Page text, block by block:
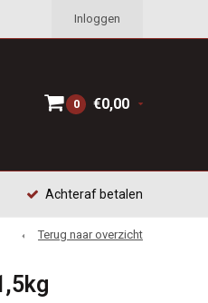
Inloggen
0 €0,00
Achteraf betalen
Terug naar overzicht